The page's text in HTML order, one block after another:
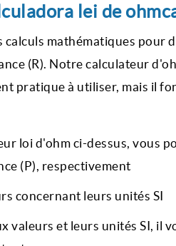
lei de
calculs mathématiques pour
(R). Notre calculateur
pratique à utiliser, mais il
loi d'ohm ci-dessus, vous
(P), respectivement
concernant leurs unités SI
valeurs et leurs unités SI, il